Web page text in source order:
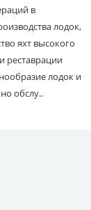
в
лодок,
яхт высокого
реставрации
лодок и
обслу..